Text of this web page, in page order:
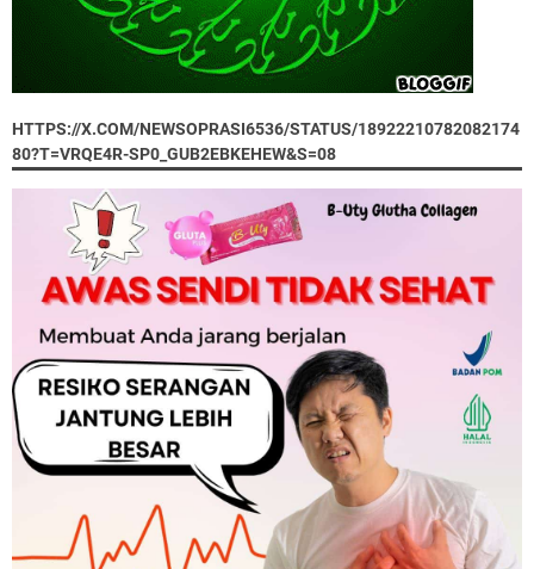
HTTPS://X.COM/NEWSOPRASI6536/STATUS/18922210782082174
80?T=VRQE4R-SP0_GUB2EBKEHEW&S=08